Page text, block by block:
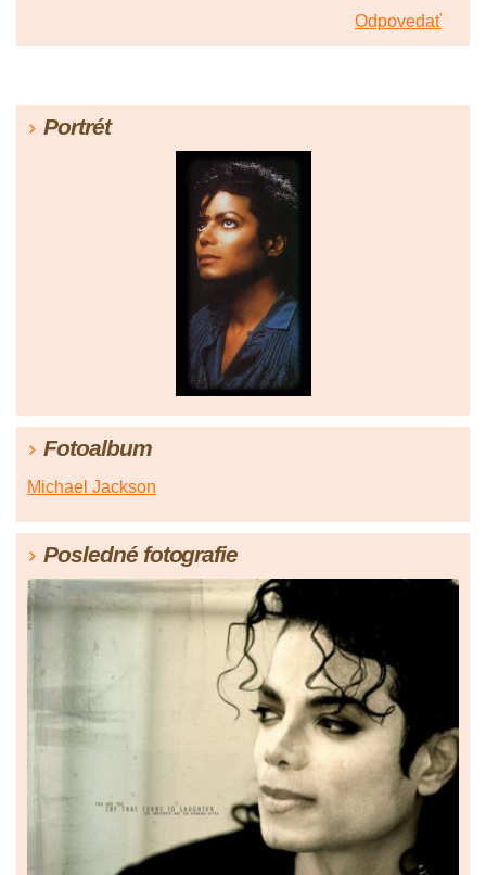
Odpovedať
Portrét
Fotoalbum
Michael Jackson
Posledné fotografie